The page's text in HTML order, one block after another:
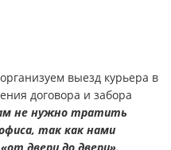
выезд курьера в
договора и забора
не нужно тратить
так как нами